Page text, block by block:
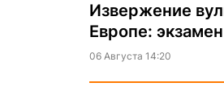
Извержение
Европе:
06 Августа 14:20